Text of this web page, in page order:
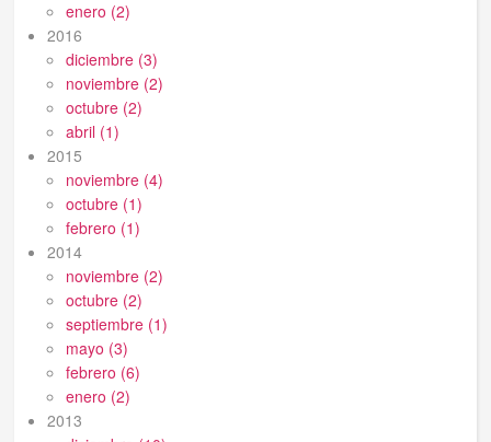
enero (2)
2016
diciembre (3)
noviembre (2)
octubre (2)
abril (1)
2015
noviembre (4)
octubre (1)
febrero (1)
2014
noviembre (2)
octubre (2)
septiembre (1)
mayo (3)
febrero (6)
enero (2)
2013